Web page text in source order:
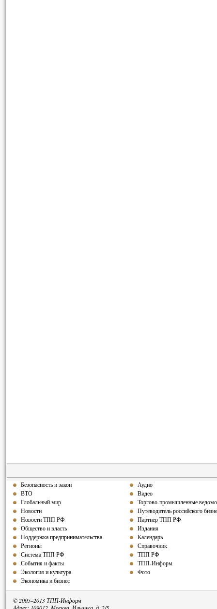
Безопасность и закон
ВТО
Глобальный мир
Новости
Новости ТПП РФ
Общество и власть
Поддержка предпринимательства
Регионы
Система ТПП РФ
События и факты
Экология и культура
Экономика и бизнес
Аудио
Видео
Торгово-промышленные
Путеводитель российского
Партнер ТППРФ
Издания
Календарь
Справочник
ТПП РФ
ТПП-Информ
Фото
© 2005–2013 ТПП-Информ